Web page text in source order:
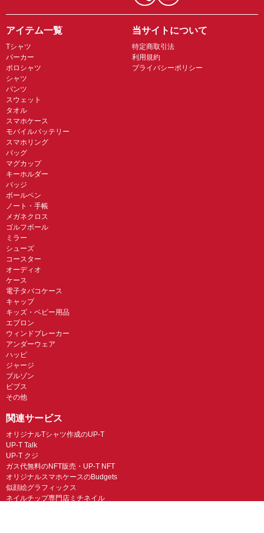
アイテム一覧
Tシャツ
パーカー
ポロシャツ
シャツ
パンツ
スウェット
タオル
スマホケース
モバイルバッテリー
スマホリング
バッグ
マグカップ
キーホルダー
バッジ
ボールペン
ノート・手帳
メガネクロス
ゴルフボール
ミラー
シューズ
コースター
オーディオ
ケース
電子タバコケース
キャップ
キッズ・ベビー用品
エプロン
ウィンドブレーカー
アンダーウェア
ハッピ
ジャージ
ブルゾン
ビブス
その他
当サイトについて
特定商取引法
利用規約
プライバシーポリシー
関連サービス
オリジナルTシャツ作成のUP-T
UP-T Talk
UP-T クジ
ガス代無料のNFT販売・UP-T NFT
オリジナルスマホケースのBudgets
似顔絵グラフィックス
ネイルチップ専門店ミチネイル